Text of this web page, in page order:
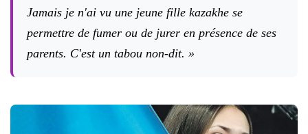
Jamais je n'ai vu une jeune fille kazakhe se
permettre de fumer ou de jurer en présence de ses
parents. C'est un tabou non-dit. »